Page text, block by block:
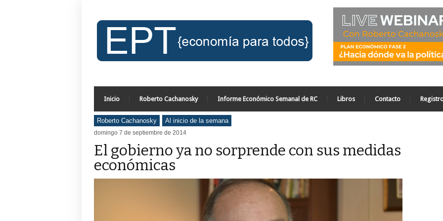
Inicio Roberto Cachanosky Informe Económico Semanal de RC Libros Contacto
Roberto Cachanosky Al inicio de la semana
domingo 7 de septiembre de 2014
El gobierno ya no sorprende con sus medidas
económicas